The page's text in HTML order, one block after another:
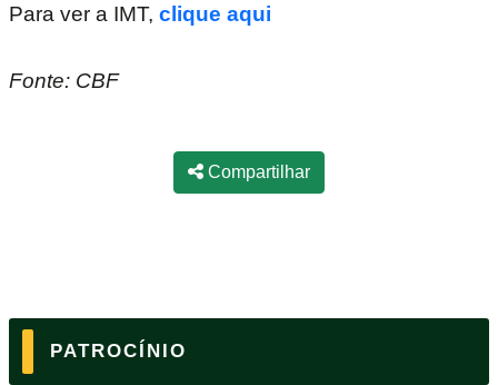
Para ver a IMT, clique aqui
Fonte: CBF
Compartilhar
PATROCÍNIO